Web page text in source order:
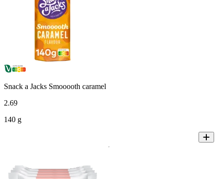
Snack a Jacks Smooooth caramel
2.69
140 g